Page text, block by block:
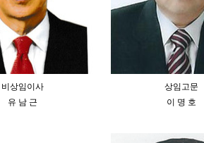
비상임이사
상임고문
유 남 근 이 명 호